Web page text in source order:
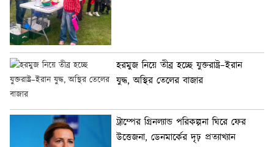
হরমুজ নিয়ে তীব্র হচ্ছে যুক্তরাষ্ট্র–ইরান
যুদ্ধ, অস্থির তেলের বাজার
ট্রাম্পের গ্রিনল্যান্ড পরিকল্পনা ঘিরে ফের
উত্তেজনা, ডেনমার্কের দৃঢ় প্রত্যাখ্যান